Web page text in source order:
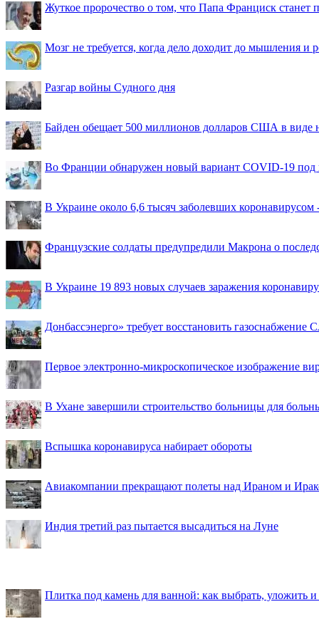
Жуткое пророчество о том, что Папа Франциск
Мозг не требуется, когда дело доходит до мышления и
Разгар войны Судного дня
Байден обещает 500 миллионов долларов США в
Во Франции обнаружен новый вариант COVID-19 под
В Украине около 6,6 тысяч заболевших коронавирусом
Французские солдаты предупредили Макрона о
В Украине 19 893 новых случаев заражения
Донбассэнерго» требует восстановить газоснабжение
Первое электронно-микроскопическое изображение
В Ухане завершили строительство больницы для
Вспышка коронавируса набирает обороты
Авиакомпании прекращают полеты над Ираном и
Индия третий раз пытается высадиться на Луне
Плитка под камень для ванной: как выбрать, уложить